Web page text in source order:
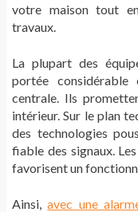
votre maison tout
travaux.
La plupart des
portée
centrale. Ils
intérieur. Sur le plan
des technologies
fiable des signaux.
favorisent un
Ainsi, avec une